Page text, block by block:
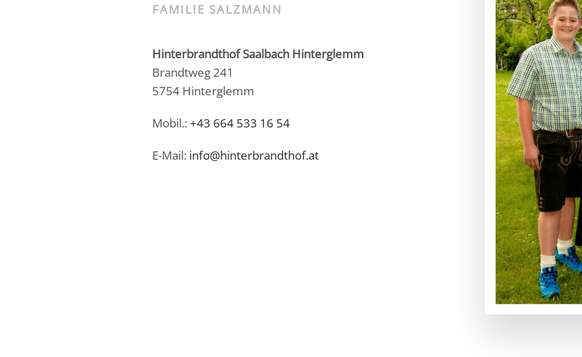
FAMILIE SALZMANN
Hinterbrandthof Saalbach Hinterglemm
Brandtweg 241
5754 Hinterglemm
Mobil.: +43 664 533 16 54
E-Mail: info@hinterbrandthof.at